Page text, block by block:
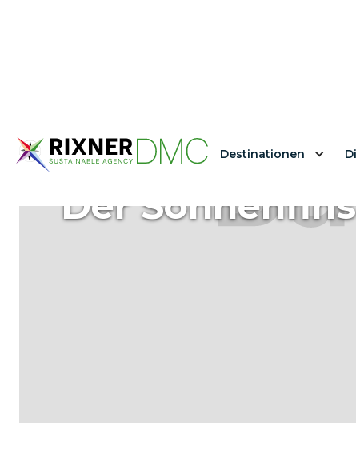
Destinationen
Der